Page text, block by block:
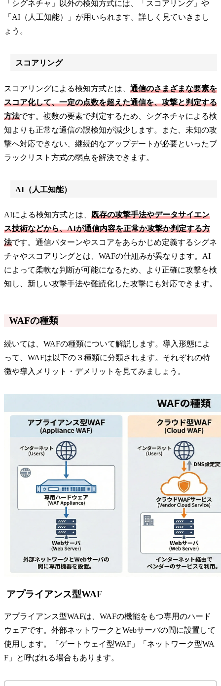
「シグネチャ」以外の検知方式には、「スコアリング」や
「AI（人工知能）」が用いられます。詳しく見ていきまし
ょう。
スコアリング
スコアリングによる検知方式とは、 通信のさまざまな要素を
スコア化して、一定の点数を超えた通信を、攻撃と判定する
方法です。複数の要素で判定するため、シグネチャによる検
知よりも正常な通信の誤検知が減少します。また、未知の攻
撃へ対応できない、継続的なアップデートが必要といったブ
ラックリスト方式の弱点を解決できます。
AI（人工知能）
AIによる検知方式とは、 既存の攻撃手法やデータサイエン
ス技術などから、AIが通信内容を正常か攻撃か判定する方
法です。通信パターンやスコアをあらかじめ定義するシグネ
チャやスコアリングとは、WAFの仕組みが異なります。AI
によって柔軟な判断が可能になるため、より正確に攻撃を検
知し、新しい攻撃手法や難読化した攻撃にも対応できます。
WAFの種類
続いては、WAFの種類について解説します。導入形態によ
って、WAFは以下の３種類に分類されます。それぞれの特
徴や導入メリット・デメリットを見てみましょう。
アプライアンス型WAF
アプライアンス型WAFは、WAFの機能をもつ専用のハード
ウェアです。外部ネットワークとWebサーバの間に設置して
使用します。「ゲートウェイ型WAF」「ネットワーク型WA
F」と呼ばれる場合もあります。